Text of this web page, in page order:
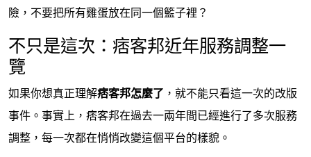
險，不要把所有雞蛋放在同一個籃子裡？
不只是這次：痞客邦近年服務調整一
覽
如果你想真正理解痞客邦怎麼了 ，就不能只看這一次的改版
事件。事實上，痞客邦在過去一兩年間已經進行了多次服務
調整，每一次都在悄悄改變這個平台的樣貌。